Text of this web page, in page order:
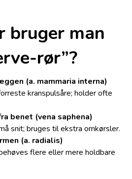
bruger man
rør”?
(a. mammaria interna)
kranspulsåre; holder ofte
benet (vena saphena)
snit; bruges til ekstra omkørsler.
(a. radialis)
flere eller mere holdbare